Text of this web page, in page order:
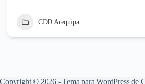
CDD Arequipa
Copyright © 2026 - Tema para WordPress de